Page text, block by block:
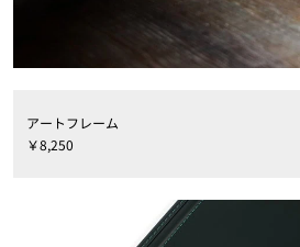
アートフレーム
￥8,250